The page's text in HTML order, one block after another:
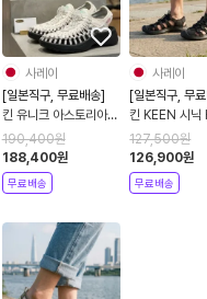
사레이
[일본직구, 무료배송]
킨 유니크 아스토리아
여성 샌들 화이트 블랙
26SS 1031728
190,400원
188,400원
무료배송
사레이
[일본직구, 무
킨 KEEN 시닉
샌들 스트랩 아
신발 블랙
127,500원
126,900원
무료배송